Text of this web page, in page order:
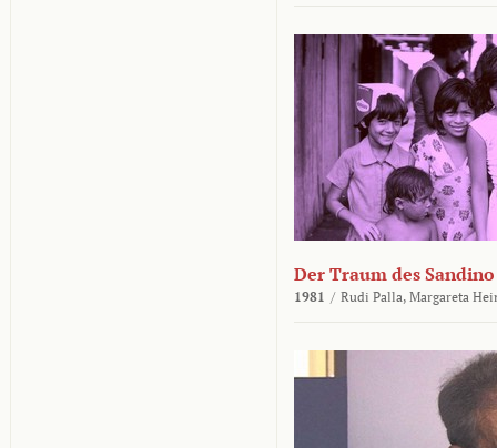
Der Traum des Sandino
1981 / Rudi Palla, Margareta